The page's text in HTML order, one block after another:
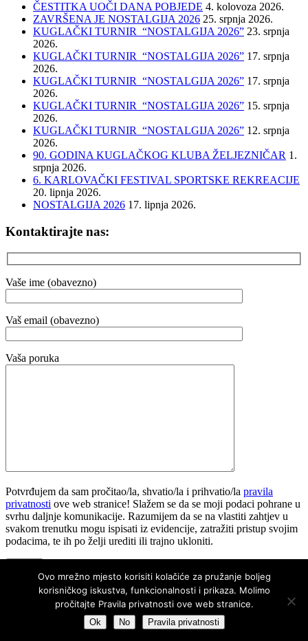
ČESTITKA UOČI DANA POBJEDE 4. kolovoza 2026.
ZAVRŠENA JE NOSTALGIJA 2026 25. srpnja 2026.
KUGLAČKI TURNIR “NOSTALGIJA 2026” 23. srpnja
2026.
KUGLAČKI TURNIR “NOSTALGIJA 2026” 17. srpnja
2026.
KUGLAČKI TURNIR “NOSTALGIJA 2026” 17. srpnja
2026.
KUGLAČKI TURNIR “NOSTALGIJA 2026” 15. srpnja
2026.
KUGLAČKI TURNIR “NOSTALGIJA 2026” 12. srpnja
2026.
90. GODINA KUGLAČKOG KLUBA ŽELJEZNIČAR 1.
srpnja 2026.
6. KARLOVAČKI FESTIVAL SPORTSKE REKREACIJE
20. lipnja 2026.
NOSTALGIJA 2026 17. lipnja 2026.
Kontaktirajte nas:
Vaše ime (obavezno)
Vaš email (obavezno)
Vaša poruka
Potvrđujem da sam pročitao/la, shvatio/la i prihvatio/la pravila
privatnosti ove web stranice! Slažem se da se moji podaci pohrane u
svrhu daljnje komunikacije. Razumijem da se na vlastiti zahtjev u
svakom trenutku mogu ispisati iz evidencije, zatražiti pristup svojim
podacima, te ih po želji urediti ili trajno ukloniti.
Sva prava pridržana © 2026 Kuglački klub Željezničar Karlovac. |
Pravila privatnosti|Prijava
Ovo mrežno mjesto korisiti kolačiće za pružanje boljeg
korisničkog iskustva, funkcionalnosti i prikaza. Molimo
pročitajte Pravila privatnosti ove web stranice.
Ok No Pravila privatnosti